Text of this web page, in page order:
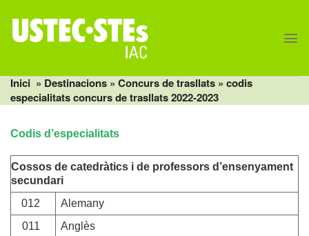
content
Inici » Destinacions » Concurs de trasllats » codis
especialitats concurs de trasllats 2022-2023
Codis d’especialitats
Cossos de catedràtics i de professors d’ensenyament
secundari
012
Alemany
011
Anglès